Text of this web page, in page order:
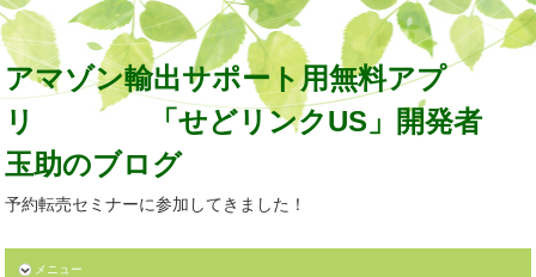
アマゾン輸出サポート用無料アプ
リ 「せどリンクUS」開発者
玉助のブログ
予約転売セミナーに参加してきました！
メニュー